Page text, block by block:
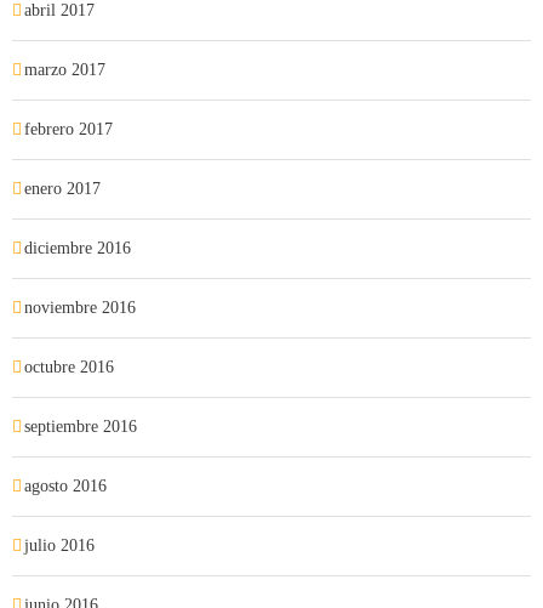
abril 2017
marzo 2017
febrero 2017
enero 2017
diciembre 2016
noviembre 2016
octubre 2016
septiembre 2016
agosto 2016
julio 2016